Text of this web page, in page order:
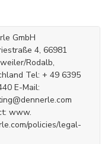
GmbH
4, 66981
Rodalb,
Tel: + 49 6395
E-Mail:
www.
policies/legal-